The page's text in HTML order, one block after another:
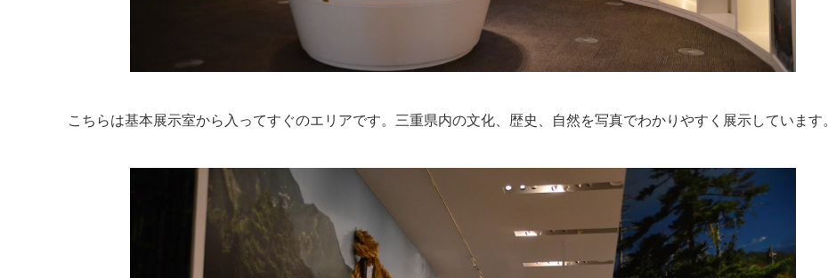
こちらは基本展示室から入ってすぐのエリアです。三重県内の文化、歴史、自然を写真でわかりやすく展示しています。